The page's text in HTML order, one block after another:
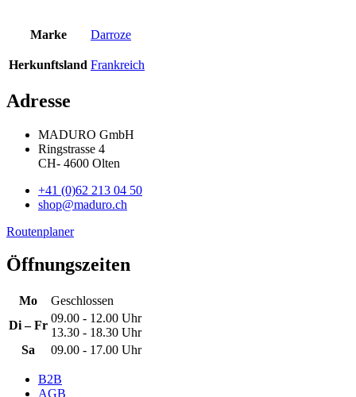
Marke Darroze
Herkunftsland Frankreich
Adresse
MADURO GmbH
Ringstrasse 4
CH- 4600 Olten
+41 (0)62 213 04 50
shop@maduro.ch
Routenplaner
Öffnungszeiten
Mo
Geschlossen
Di – Fr
09.00 - 12.00 Uhr
13.30 - 18.30 Uhr
Sa
09.00 - 17.00 Uhr
B2B
AGB